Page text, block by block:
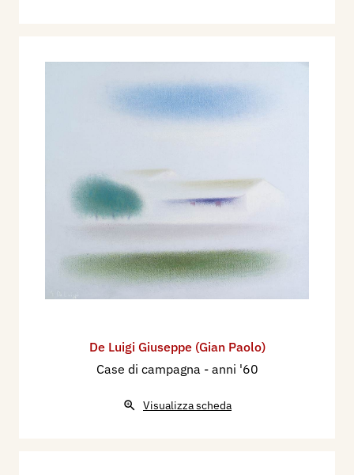
De Luigi Giuseppe (Gian Paolo)
Case di campagna - anni '60
Visualizza scheda